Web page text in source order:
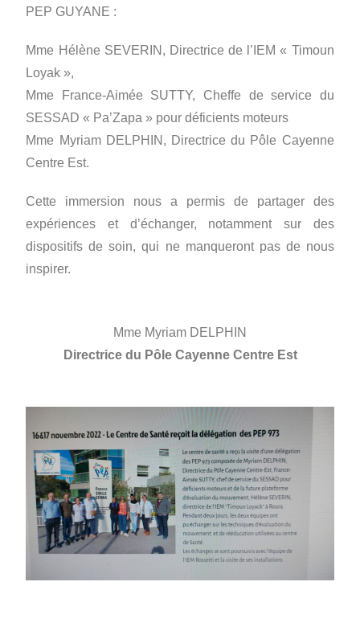
PEP GUYANE :
Mme Hélène SEVERIN, Directrice de l’IEM « Timoun
Loyak »,
Mme France-Aimée SUTTY, Cheffe de service du
SESSAD « Pa’Zapa » pourdéficients moteurs
Mme Myriam DELPHIN, Directrice du Pôle Cayenne
Centre Est.
Cette immersion nous a permis de partager des
expériences et d’échanger, notamment sur des
dispositifs de soin, qui ne manqueront pas de nous
inspirer.
Mme Myriam DELPHIN
Directrice du Pôle Cayenne Centre Est